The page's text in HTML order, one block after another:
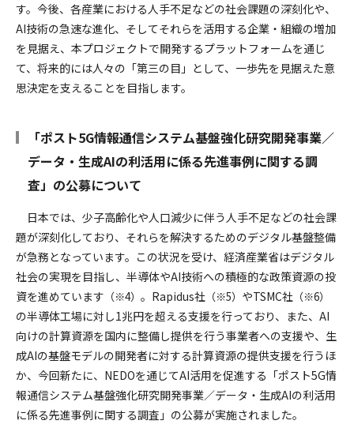
す。今後、各産業における人手不足などの社会課題の深刻化や、
AI技術の急速な進化、そしてそれらを活用する企業・組織の増加
を見据え、本プロジェクトで開発するプラットフォームを通じ
て、将来的には人々の「第三の目」として、一歩先を見据えた意
思決定を支えることを目指します。
「ポスト5G情報通信システム基盤強化研究開発事業／
データ・生成AIの利活用に係る先進事例に関する調
査」の公募について
日本では、少子高齢化や人口減少に伴う人手不足などの社会課
題が深刻化しており、それらを解決するためのデジタル基盤整備
が急務となっています。この状況を受け、経済産業省はデジタル
社会の実現を目指し、半導体やAI技術への積極的な政策資源の投
資を進めています （※4） 。Rapidus社 （※5） やTSMC社 （※6）
の半導体工場に対し1兆円を超える支援を行っており、また、AI
向けの計算資源を国内に整備し提供を行う事業者への支援や、生
成AIの基盤モデルの開発者に対する計算資源の提供支援を行うほ
か、今回新たに、NEDOを通じてAI活用を促進する「ポスト5G情
報通信システム基盤強化研究開発事業／データ・生成AIの利活用
に係る先進事例に関する調査」の公募が実施されました。